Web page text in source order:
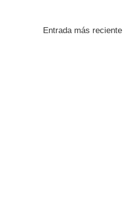
Entrada más reciente